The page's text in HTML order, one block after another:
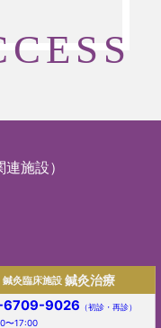
施設）
All rights
鍼灸臨床施設 鍼灸治療
9026 （初診・再診）
〜17:00